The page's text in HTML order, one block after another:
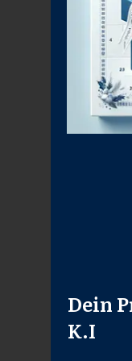
Dein
K.I